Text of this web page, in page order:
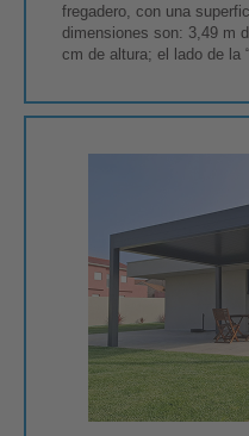
fregadero, con una
dimensiones son: 3,49 m
cm de altura; el lado de la